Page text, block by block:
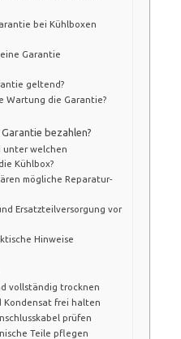
bei Kühlboxen
Garantie
geltend?
Wartung die Garantie?
bezahlen?
unter welchen
Kühlbox?
mögliche Reparatur-
Ersatzteilversorgung vor
Hinweise
vollständig trocknen
frei halten
prüfen
Teile pflegen